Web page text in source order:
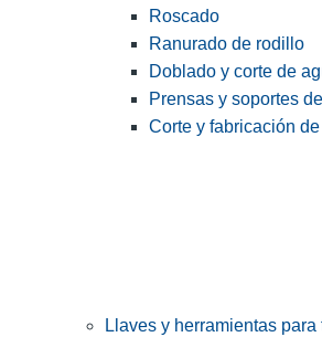
Roscado
Ranurado de rodillo
Doblado y corte de
Prensas y soportes
Corte y fabricación
Llaves y herramientas para